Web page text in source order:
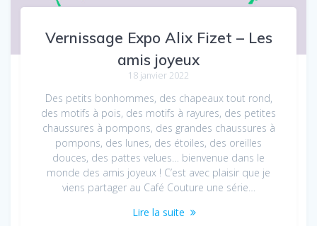
Vernissage Expo Alix Fizet – Les
amis joyeux
18 janvier 2022
Des petits bonhommes, des chapeaux tout rond,
des motifs à pois, des motifs à rayures, des petites
chaussures à pompons, des grandes chaussures à
pompons, des lunes, des étoiles, des oreilles
douces, des pattes velues… bienvenue dans le
monde des amis joyeux ! C’est avec plaisir que je
viens partager au Café Couture une série…
Lire la suite